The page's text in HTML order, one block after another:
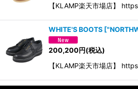
【KLAMP楽天市場店】
WHITE'S BOOTS [
200,200円(税込)
【KLAMP楽天市場店】